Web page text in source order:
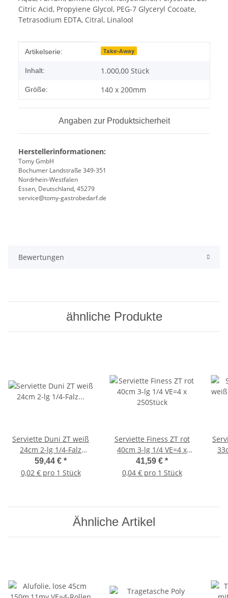
Citric Acid, Propyiene Glycol, PEG-7 Glyceryl Cocoate,
Tetrasodium EDTA, Citral, Linalool
Produkteigenschaft
Wert
Artikelserie: Take-Away
Inhalt: 1.000,00 Stück
Größe: 140 x 200mm
Angaben zur Produktsicherheit
Herstellerinformationen:
Tomy GmbH
Bochumer Landstraße 349-351
Nordrhein-Westfalen
Essen, Deutschland, 45279
service@tomy-gastrobedarf.de
Bewertungen
ähnliche Produkte
Serviette Duni ZT weiß
24cm 2-lg 1/4-Falz
VE=8x300=2400Stück
59,44 € *
0,02 € pro 1 Stück
Serviette Finess ZT rot
40cm 3-lg 1/4 VE=4 x
250Stück
41,59 € *
0,04 € pro 1 Stück
Ähnliche Artikel